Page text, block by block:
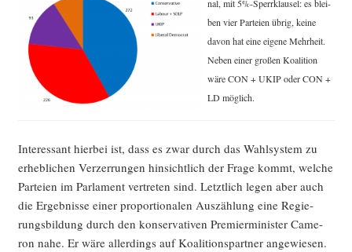
nal, mit 5%-Sperrklausel: es blei­
ben vier Par­tei­en übrig, kei­ne
davon hat eine eige­ne Mehr­heit.
Neben einer gro­ßen Koali­ti­on
wäre CON + UKIP oder CON +
LD möglich.
Inter­es­sant hier­bei ist, dass es zwar durch das Wahl­sys­tem zu
erheb­li­chen Ver­zer­run­gen hin­sicht­lich der Fra­ge kommt, wel­che
Par­tei­en im Par­la­ment ver­tre­ten sind. Letzt­lich legen aber auch
die Ergeb­nis­se einer pro­por­tio­na­len Aus­zäh­lung eine Regie­
rungs­bil­dung durch den kon­ser­va­ti­ven Pre­mier­mi­nis­ter Came­
ron nahe. Er wäre aller­dings auf Koali­ti­ons­part­ner ange­wie­sen.